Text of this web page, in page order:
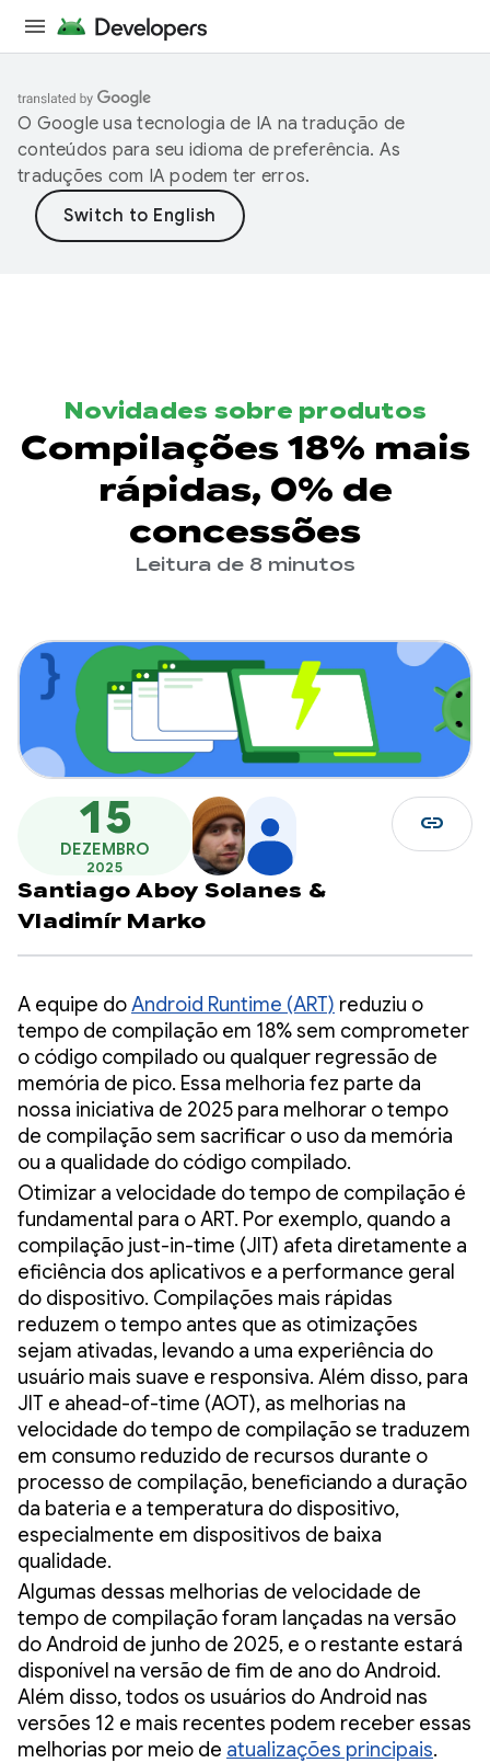
O Google usa tecnologia de IA na tradução de
conteúdos para seu idioma de preferência. As
traduções com IA podem ter erros.
Novidades sobre produtos
Compilações 18% mais
rápidas, 0% de
concessões
Leitura de 8 minutos
15
DEZEMBRO
2025
Santiago Aboy Solanes &
Vladimír Marko
link
A equipe doAndroid Runtime (ART) reduziu o
tempo de compilação em 18% sem comprometer
o código compilado ou qualquer regressão de
memória de pico. Essa melhoria fez parte da
nossa iniciativa de 2025 para melhorar o tempo
de compilação sem sacrificar o uso da memória
ou a qualidade do código compilado.
Otimizar a velocidade do tempo de compilação é
fundamental para o ART. Por exemplo, quando a
compilação just-in-time (JIT) afeta diretamente a
eficiência dos aplicativos e a performance geral
do dispositivo. Compilações mais rápidas
reduzem o tempo antes que as otimizações
sejam ativadas, levando a uma experiência do
usuário mais suave e responsiva. Além disso, para
JIT e ahead-of-time (AOT), as melhorias na
velocidade do tempo de compilação se traduzem
em consumo reduzido de recursos durante o
processo de compilação, beneficiando a duração
da bateria e a temperatura do dispositivo,
especialmente em dispositivos de baixa
qualidade.
Algumas dessas melhorias de velocidade de
tempo de compilação foram lançadas na versão
do Android de junho de 2025, e o restante estará
disponível na versão de fim de ano do Android.
Além disso, todos os usuários do Android nas
versões 12 e mais recentes podem receber essas
melhorias por meio de atualizações principais.